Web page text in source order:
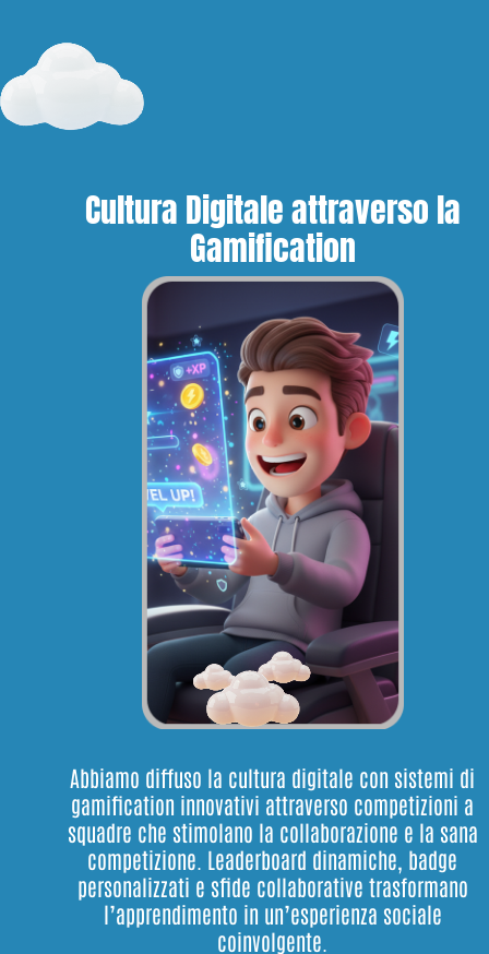
Cultura Digitale attraverso la
Gamification
Abbiamo diffuso la cultura digitale con sistemi di
gamification innovativi attraverso competizioni a
squadre che stimolano la collaborazione e la sana
competizione. Leaderboard dinamiche, badge
personalizzati e sfide collaborative trasformano
l’apprendimento in un’esperienza sociale
coinvolgente.